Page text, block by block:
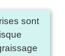
sont